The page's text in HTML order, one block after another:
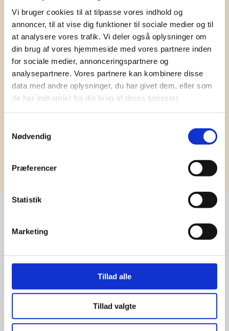
Vi bruger cookies til at tilpasse vores indhold og
annoncer, til at vise dig funktioner til sociale medier og til
at analysere vores trafik. Vi deler også oplysninger om
din brug af vores hjemmeside med vores partnere inden
for sociale medier, annonceringspartnere og
analysepartnere. Vores partnere kan kombinere disse
data med andre oplysninger, du har givet dem, eller som
de har indsamlet fra din brug af deres tjenester.
Nødvendig
Præferencer
Statistik
Marketing
Tillad alle
Tillad valgte
information om tilbud, nye varer og
andet godt
Kæmpe udvalg i klassiske og nyskabende gaveidéer
til din virksomhed. Vi kan det der med firmagaver, og
har ydet god personlig service til en
konkurrencedygtig pris siden 1991.
leverandører
giver større
udvalg